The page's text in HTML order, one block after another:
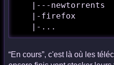
   |---newtorrents
   |-firefox
   |-...
“En cours”, c'est là où les